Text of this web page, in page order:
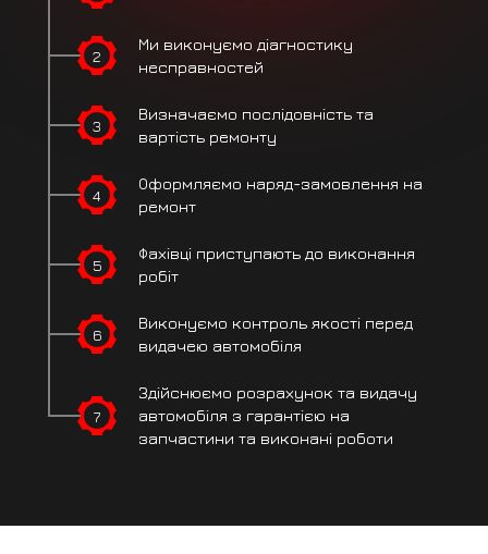
2
Ми виконуємо діагностику
несправностей
3
Визначаємо послідовність та
вартість ремонту
4
Оформляємо наряд-замовлення на
ремонт
5
Фахівці приступають до виконання
робіт
6
Виконуємо контроль якості перед
видачею автомобіля
7
Здійснюємо розрахунок та видачу
автомобіля з гарантією на
запчастини та виконані роботи